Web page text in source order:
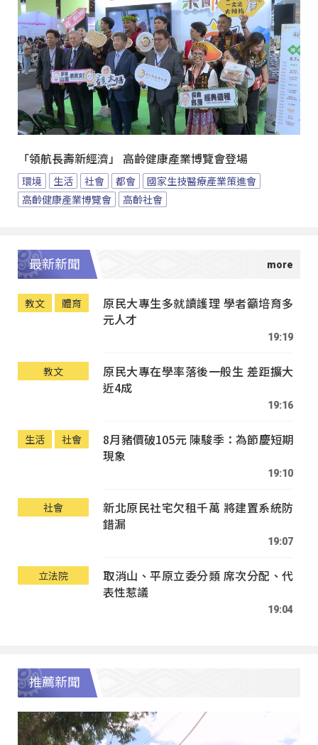
「領航長壽新經濟」 高齡健康產業博覽會登場
環境 生活 社會 都會
國家生技醫療產業策進會
高齡健康產業博覽會
高齡社會
最新新聞
教文 體育
原民大專生多就讀護理 學者籲培育多
元人才
19:19
教文
原民大專在學率落後一般生 差距擴大
近4成
19:16
生活 社會
8月豬價破105元 陳駿季：為節慶短期
現象
19:10
社會
新北原民社宅欠租千萬 將建置系統防
錯漏
19:07
立法院
取消山、平原立委分類 席次分配、代
表性惹議
19:04
推薦新聞